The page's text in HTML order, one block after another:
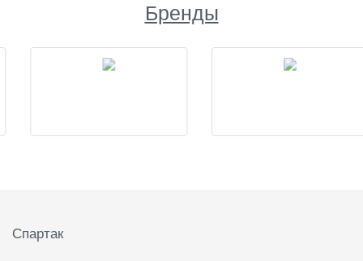
Бренды
Спартак